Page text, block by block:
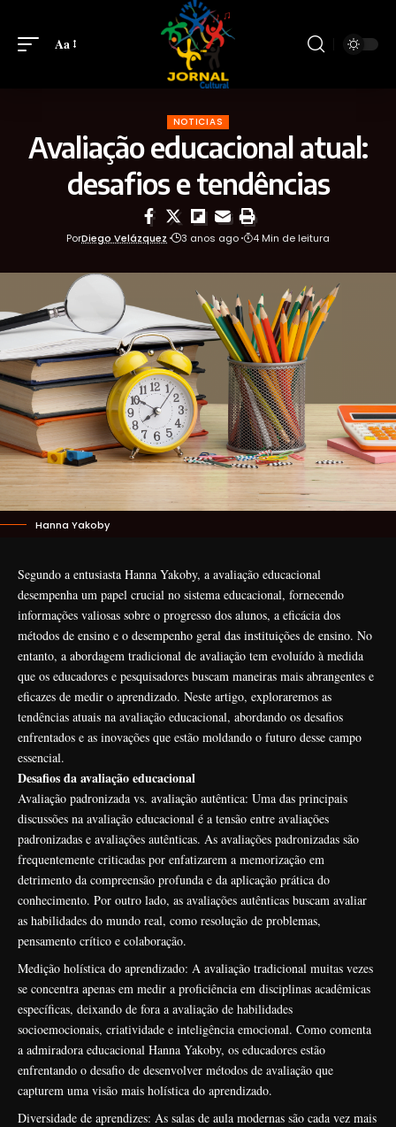
Aa
NOTICIAS
Avaliação educacional atual:
desafios e tendências
PorDiego Velázquez 3 anos ago 4 Min de leitura
Hanna Yakoby
Segundo a entusiasta Hanna Yakoby, a avaliação educacional
desempenha um papel crucial no sistema educacional, fornecendo
informações valiosas sobre o progresso dos alunos, a eficácia dos
métodos de ensino e o desempenho geral das instituições de ensino. No
entanto, a abordagem tradicional de avaliação tem evoluído à medida
que os educadores e pesquisadores buscam maneiras mais abrangentes e
eficazes de medir o aprendizado. Neste artigo, exploraremos as
tendências atuais na avaliação educacional, abordando os desafios
enfrentados e as inovações que estão moldando o futuro desse campo
essencial.
Desafios da avaliação educacional
Avaliação padronizada vs. avaliação autêntica: Uma das principais
discussões na avaliação educacional é a tensão entre avaliações
padronizadas e avaliações autênticas. As avaliações padronizadas são
frequentemente criticadas por enfatizarem a memorização em
detrimento da compreensão profunda e da aplicação prática do
conhecimento. Por outro lado, as avaliações autênticas buscam avaliar
as habilidades do mundo real, como resolução de problemas,
pensamento crítico e colaboração.
Medição holística do aprendizado: A avaliação tradicional muitas vezes
se concentra apenas em medir a proficiência em disciplinas acadêmicas
específicas, deixando de fora a avaliação de habilidades
socioemocionais, criatividade e inteligência emocional. Como comenta
a admiradora educacional Hanna Yakoby, os educadores estão
enfrentando o desafio de desenvolver métodos de avaliação que
capturem uma visão mais holística do aprendizado.
Diversidade de aprendizes: As salas de aula modernas são cada vez mais